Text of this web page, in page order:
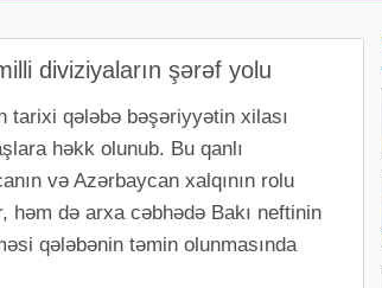
diviziyaların şərəf yolu
tarixi qələbə bəşəriyyətin xilası
həkk olunub. Bu qanlı
və Azərbaycan xalqının rolu
həm də arxa cəbhədə Bakı neftinin
qələbənin təmin olunmasında